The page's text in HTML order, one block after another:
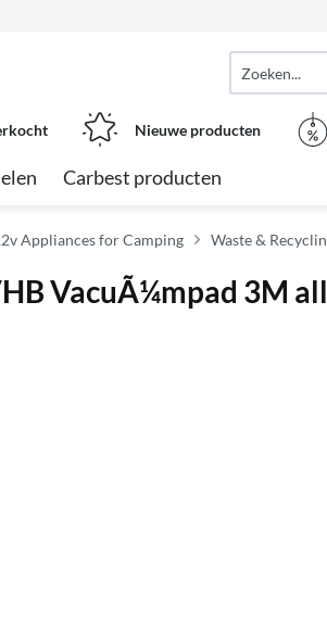
Nieuwe producten
Carbest producten
Appliances for Camping Waste &
VacuÃ¼mpad 3M